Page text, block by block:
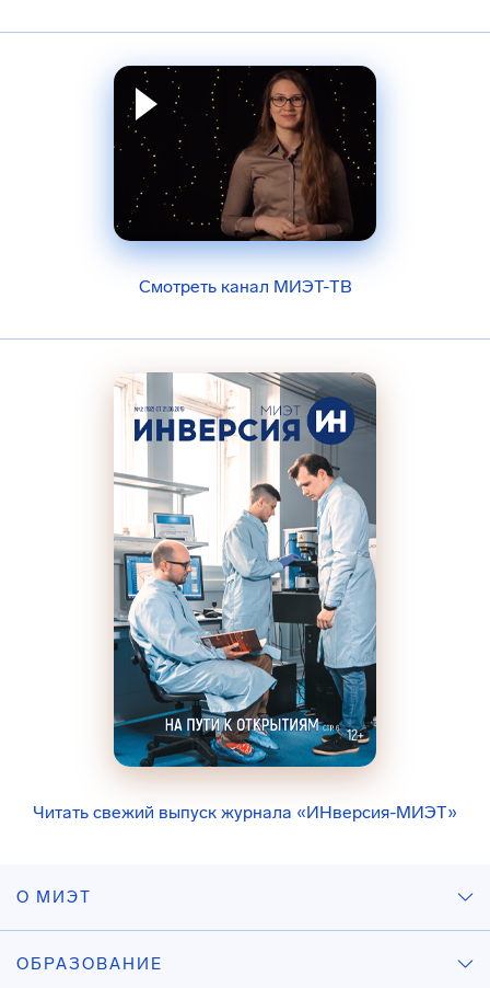
Смотреть канал МИЭТ-ТВ
Читать свежий выпуск журнала «ИНверсия-МИЭТ»
О МИЭТ
ОБРАЗОВАНИЕ